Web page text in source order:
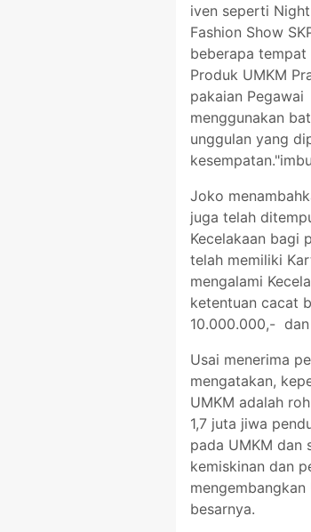
iven seperti
Fashion Show
beberapa tempat
Produk UMKM
pakaian
menggunakan
unggulan yang
Joko
juga telah
Kecelakaan bagi
telah memiliki
mengalami
ketentuan cacat
10.000.000,-
Usai menerima
mengatakan,
UMKM adalah
1,7 juta jiwa
pada UMKM dan
kemiskinan dan
besarnya.